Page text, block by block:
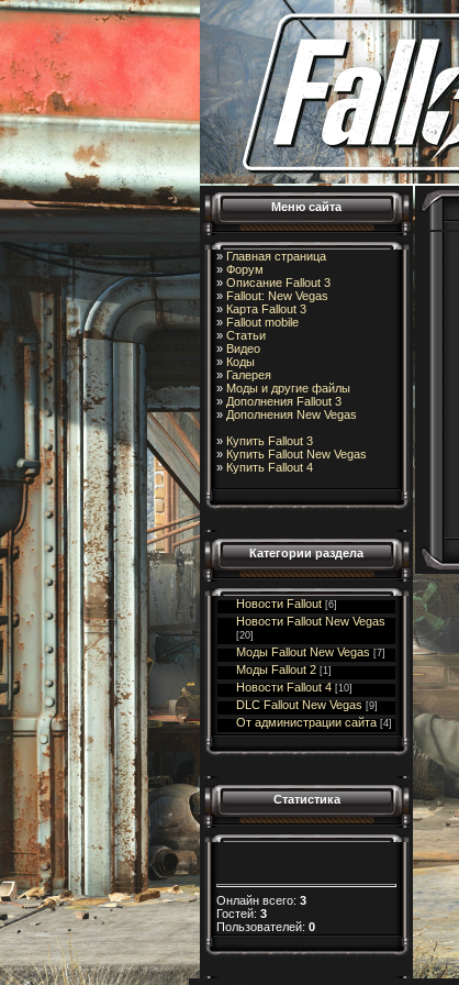
Меню сайта
» Главная страница
» Форум
» Описание Fallout 3
» Fallout: New Vegas
» Карта Fallout 3
» Fallout mobile
» Статьи
» Видео
» Коды
» Галерея
» Моды и другие файлы
» Дополнения Fallout 3
» Дополнения New Vegas
» Купить Fallout 3
» Купить Fallout New Vegas
» Купить Fallout 4
Категории раздела
Новости Fallout [6]
Новости Fallout New Vegas
[20]
Моды Fallout New Vegas [7]
Моды Fallout 2 [1]
Новости Fallout 4 [10]
DLC Fallout New Vegas [9]
От администрации сайта [4]
Статистика
Онлайн всего: 3
Гостей: 3
Пользователей: 0